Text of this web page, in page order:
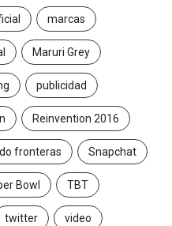
marcas
Maruri Grey
publicidad
Reinvention 2016
fronteras Snapchat
Bowl TBT
twitter video